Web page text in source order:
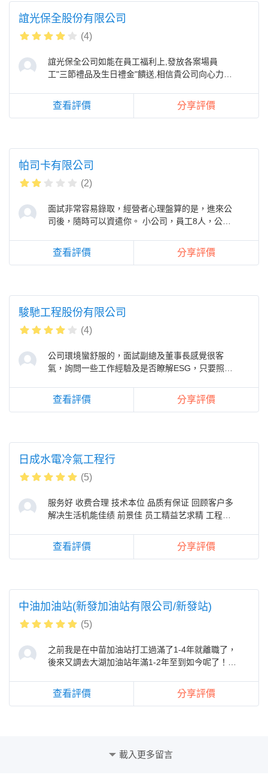
誼光保全股份有限公司
(4)
誼光保全公司如能在員工福利上,發放各案場員
工"三節禮品及生日禮金"饋送,相信貴公司向心力及
查看評價 分享評價
帕司卡有限公司
(2)
面試非常容易錄取，經營者心理盤算的是，進來公
司後，隨時可以資遣你。 小公司，員工8人，公司
查看評價 分享評價
駿馳工程股份有限公司
(4)
公司環境蠻舒服的，面試副總及董事長感覺很客
氣，詢問一些工作經驗及是否瞭解ESG，只要照實
查看評價 分享評價
日成水電冷氣工程行
(5)
服务好 收费合理 技术本位 品质有保证 回顾客户多
解决生活机能佳绩 前景佳 员工精益艺求精 工程合
查看評價 分享評價
中油加油站(新發加油站有限公司/新發站)
(5)
之前我是在中苗加油站打工過滿了1-4年就離職了，
後來又調去大湖加油站年滿1-2年至到如今呢了！洗
查看評價 分享評價
載入更多留言